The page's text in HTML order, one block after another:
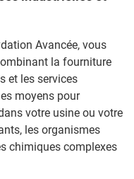
Avancée, vous
la fourniture
et les services
moyens pour
votre usine ou votre
les organismes
chimiques complexes